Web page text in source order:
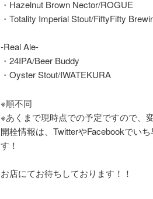
・Hazelnut Brown Nector/ROGUE
・Totality Imperial Stout/FiftyFifty
-Real Ale-
・24IPA/Beer Buddy
・Oyster Stout/IWATEKURA
※順不同
※あくまで現時点での予定ですので、
開栓情報は、TwitterやFacebookでい
す！
お店にてお待ちしております！！